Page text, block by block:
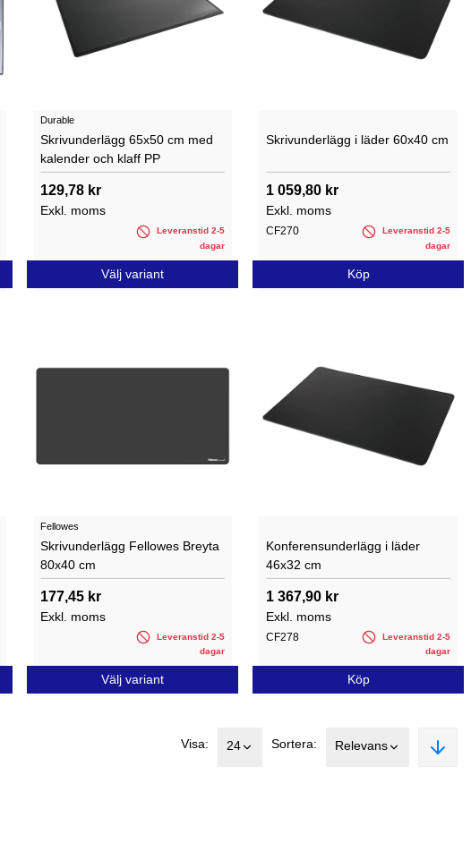
Durable
Skrivunderlägg 65x50 cm med
kalender och klaff PP
129,78 kr
Exkl. moms
Leveranstid 2-5
dagar
Välj variant
Skrivunderlägg i läder 60x40 cm
1 059,80 kr
Exkl. moms
CF270
Leveranstid 2-5
dagar
Köp
Fellowes
Skrivunderlägg Fellowes Breyta
80x40 cm
177,45 kr
Exkl. moms
Leveranstid 2-5
dagar
Välj variant
Konferensunderlägg i läder
46x32 cm
1 367,90 kr
Exkl. moms
CF278
Leveranstid 2-5
dagar
Köp
Visa: 24 Sortera: Relevans